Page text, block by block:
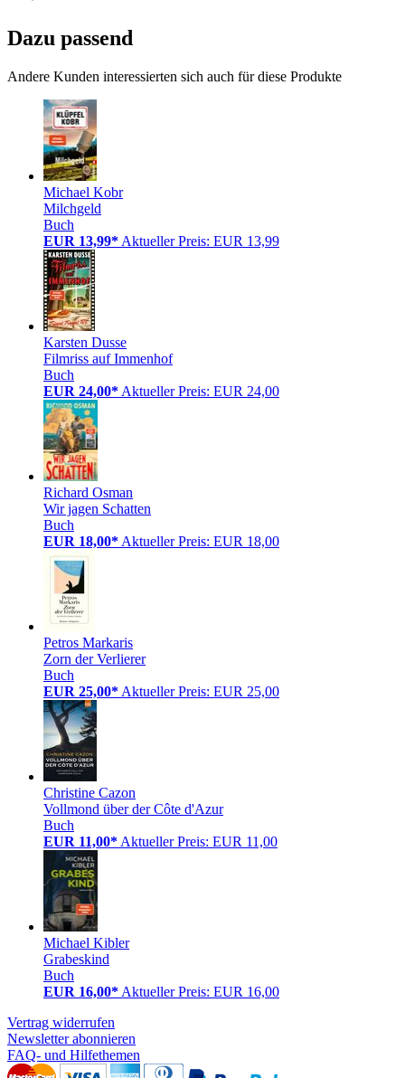
Dazu passend
Andere Kunden interessierten sich auch für diese Produkte
Michael Kobr
Milchgeld
Buch
EUR 13,99* Aktueller Preis: EUR 13,99
Karsten Dusse
Filmriss auf Immenhof
Buch
EUR 24,00* Aktueller Preis: EUR 24,00
Richard Osman
Wir jagen Schatten
Buch
EUR 18,00* Aktueller Preis: EUR 18,00
Petros Markaris
Zorn der Verlierer
Buch
EUR 25,00* Aktueller Preis: EUR 25,00
Christine Cazon
Vollmond über der Côte d'Azur
Buch
EUR 11,00* Aktueller Preis: EUR 11,00
Michael Kibler
Grabeskind
Buch
EUR 16,00* Aktueller Preis: EUR 16,00
Vertrag widerrufen
Newsletter abonnieren
FAQ- und Hilfethemen